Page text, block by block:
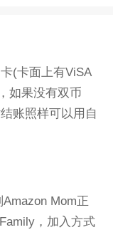
(卡面上有ViSA
如果没有双币
账照样可以用自
Mom正
，加入方式